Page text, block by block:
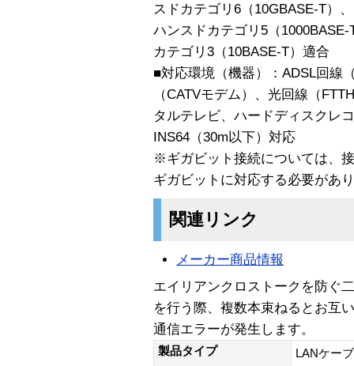
スドカテゴリ6（10GBASE-T）
ハンスドカテゴリ5（
カテゴリ3（10BASE-T）適合
■対応環境（機器）：ADSL回線
（CATVモデム）、光回線（
タルテレビ、ハードディスクレ
INS64（30m以下）対応
※ギガビット接続については、
ギガビットに対応する必要があ
関連リンク
メーカー商品情報
エイリアンクロストークを防ぐ
を行う際、複数本束ねるとお互
通信エラーが発生します。
製品タイプ
LANケー